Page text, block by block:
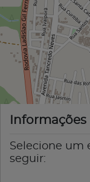
Informações
Selecione um
seguir: